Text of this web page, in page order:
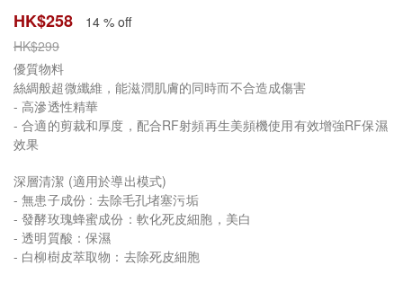
HK$258
14 % off
HK$299
優質物料
絲綢般超微纖維，能滋潤肌膚的同時而不合造成傷害
- 高滲透性精華
- 合適的剪裁和厚度，配合RF射頻再生美頻機使用有效增強RF保濕
效果
深層清潔 (適用於導出模式)
- 無患子成份 : 去除毛孔堵塞污垢
- 發酵玫瑰蜂蜜成份：軟化死皮細胞，美白
- 透明質酸：保濕
- 白柳樹皮萃取物：去除死皮細胞